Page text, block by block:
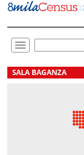
Vai
direttamente
Toggle
navigation
.
SALA BAGANZA